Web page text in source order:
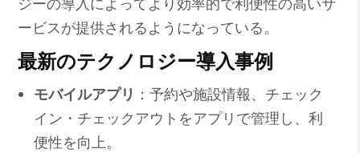
ービスが提供されるようになっている。
最新のテクノロジー導入事例
モバイルアプリ ：予約や施設情報、チェック
イン・チェックアウトをアプリで管理し、利
便性を向上。